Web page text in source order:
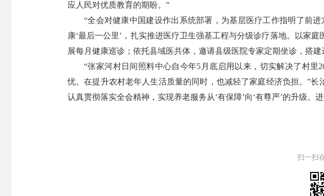
应人民对优质教育的期盼。”
“全会对健康中国建设作出系统部署，为基层医疗工作指明了前
康‘最后一公里’，扎实推进医疗卫生强基工程与分级诊疗落地。以家
展每月健康巡诊；依托县域医共体，邀请县级医院专家定期坐诊，搭建
“张家河村日间照料中心自今年5月底启用以来，切实解决了村
忧。在提升农村老年人生活质量的同时，也减轻了家庭经济负担。”
认真贯彻落实全会精神，实现养老服务从‘有保障’向‘有尊严’的升级。
扫一扫